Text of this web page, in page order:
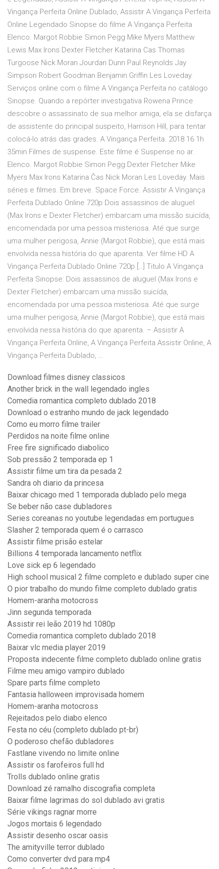
Vingança Perfeita Online Dublado, Assistir A Vingança Perfeita
Online Legendado Sinopse do filme A Vingança Perfeita
Elenco. Margot Robbie Simon Pegg Mike Myers Matthew
Lewis Max Irons Dexter Fletcher Katarina Cas Thomas
Turgoose Nick Moran Jourdan Dunn Paul Reynolds Jay
Simpson Robert Goodman Benjamin Griffin Les Loveday.
Serviços online com o filme A Vingança Perfeita no catálogo
Sinopse. Quando a repórter investigativa Rowena Prince
descobre o assassinato de sua melhor amiga, ela se disfarça
de assistente do principal suspeito, Harrison Hill, para tentar
colocá-lo atrás das grades. A Vingança Perfeita. 2018 16 1h
35min Filmes de suspense. Este filme é Suspense no ar.
Elenco. Margot Robbie Simon Pegg Dexter Fletcher Mike
Myers Max Irons Katarina Čas Nick Moran Les Loveday. Mais
séries e filmes. Em breve. Space Force. Assistir A Vingança
Perfeita Dublado Online 720p Dois assassinos de aluguel
(Max Irons e Dexter Fletcher) embarcam uma missão suicída,
encomendada por uma pessoa misteriosa. Até que surge
uma mulher perigosa, Annie (Margot Robbie), que está mais
envolvida nessa história do que aparenta. Ver filme HD A
Vingança Perfeita Dublado Online 720p […] Titulo A Vingança
Perfeita Sinopse: Dois assassinos de aluguel (Max Irons e
Dexter Fletcher) embarcam uma missão suicída,
encomendada por uma pessoa misteriosa. Até que surge
uma mulher perigosa, Annie (Margot Robbie), que está mais
envolvida nessa história do que aparenta. – Assistir A
Vingança Perfeita Online, A Vingança Perfeita Assistir Online, A
Vingança Perfeita Dublado, …
Download filmes disney classicos
Another brick in the wall legendado ingles
Comedia romantica completo dublado 2018
Download o estranho mundo de jack legendado
Como eu morro filme trailer
Perdidos na noite filme online
Free fire significado diabolico
Sob pressão 2 temporada ep 1
Assistir filme um tira da pesada 2
Sandra oh diario da princesa
Baixar chicago med 1 temporada dublado pelo mega
Se beber não case dubladores
Series coreanas no youtube legendadas em portugues
Slasher 2 temporada quem é o carrasco
Assistir filme prisão estelar
Billions 4 temporada lancamento netflix
Love sick ep 6 legendado
High school musical 2 filme completo e dublado super cine
O pior trabalho do mundo filme completo dublado gratis
Homem-aranha motocross
Jinn segunda temporada
Assistir rei leão 2019 hd 1080p
Comedia romantica completo dublado 2018
Baixar vlc media player 2019
Proposta indecente filme completo dublado online gratis
Filme meu amigo vampiro dublado
Spare parts filme completo
Fantasia halloween improvisada homem
Homem-aranha motocross
Rejeitados pelo diabo elenco
Festa no céu (completo dublado pt-br)
O poderoso chefão dubladores
Fastlane vivendo no limite online
Assistir os farofeiros full hd
Trolls dublado online gratis
Download zé ramalho discografia completa
Baixar filme lagrimas do sol dublado avi gratis
Série vikings ragnar morre
Jogos mortais 6 legendado
Assistir desenho oscar oasis
The amityville terror dublado
Como converter dvd para mp4